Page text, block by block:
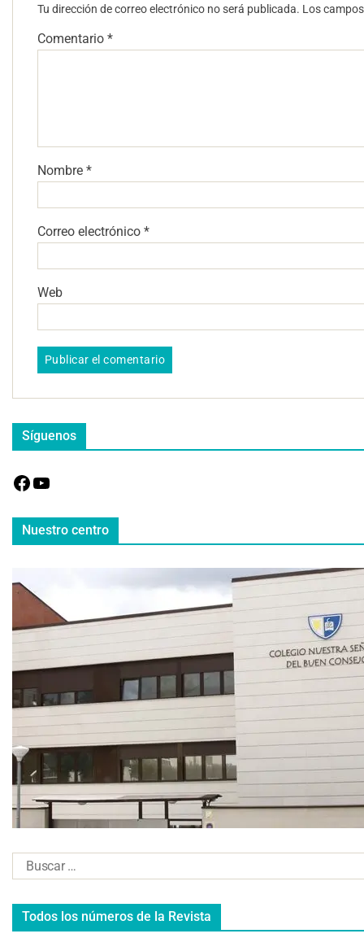
Tu dirección de correo electrónico no será publicada. Los
Comentario *
Nombre *
Correo electrónico *
Web
Síguenos
Nuestro centro
Todos los números de la Revista